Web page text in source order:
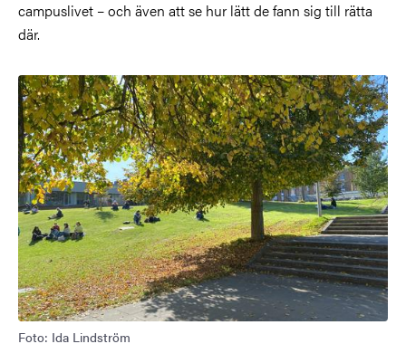
campuslivet – och även att se hur lätt de fann sig till rätta
där.
Bild
Foto: Ida Lindström